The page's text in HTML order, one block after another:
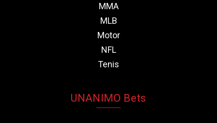
MMA
MLB
Motor
NFL
Tenis
UNANIMO Bets